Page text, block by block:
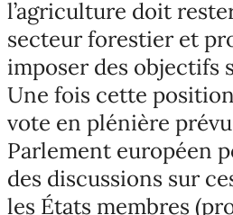
l’agriculture doit
secteur forestier et
imposer des objectifs
Une fois cette
vote en plénière
Parlement européen
des discussions sur
les États membres